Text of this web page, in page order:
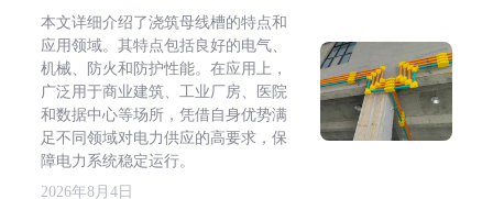
本文详细介绍了浇筑母线槽的特点和
应用领域。其特点包括良好的电气、
机械、防火和防护性能。在应用上，
广泛用于商业建筑、工业厂房、医院
和数据中心等场所，凭借自身优势满
足不同领域对电力供应的高要求，保
障电力系统稳定运行。
2026年8月4日